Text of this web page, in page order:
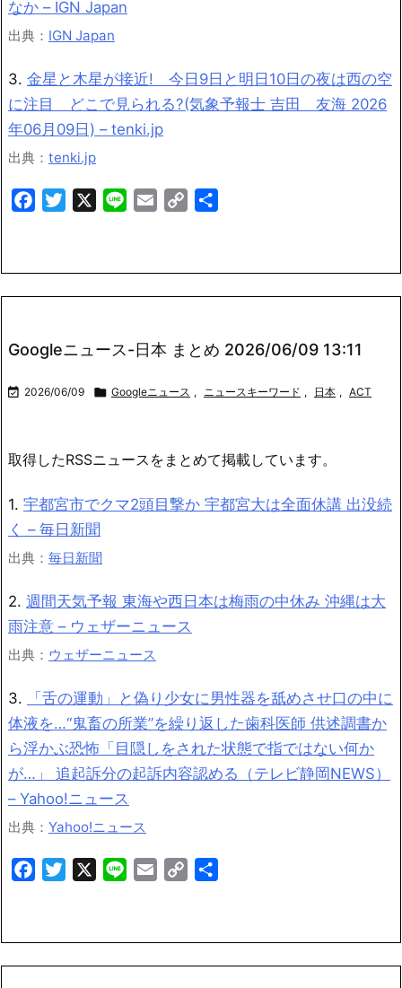
なか – IGN Japan
出典： IGN Japan
3. 金星と木星が接近! 今日9日と明日10日の夜は西の空
に注目 どこで見られる?(気象予報士 吉田 友海 2026
年06月09日) – tenki.jp
出典： tenki.jp
FacebookTwitter Line Email
Copy
Googleニュース-日本 まとめ 2026/06/09 13:11
 2026/06/09  Googleニュース , ニュースキーワード , 日本 , ACT
取得したRSSニュースをまとめて掲載しています。
1. 宇都宮市でクマ2頭目撃か 宇都宮大は全面休講 出没続
く – 毎日新聞
出典： 毎日新聞
2. 週間天気予報 東海や西日本は梅雨の中休み 沖縄は大
雨注意 – ウェザーニュース
出典： ウェザーニュース
3.
「舌の運動」と偽り少女に男性器を舐めさせ口の中に
体液を…“鬼畜の所業”を繰り返した歯科医師 供述調書か
ら浮かぶ恐怖「目隠しをされた状態で指ではない何か
が…」 追起訴分の起訴内容認める（テレビ静岡NEWS）
– Yahoo!ニュース
出典： Yahoo!ニュース
FacebookTwitter Line Email
Copy